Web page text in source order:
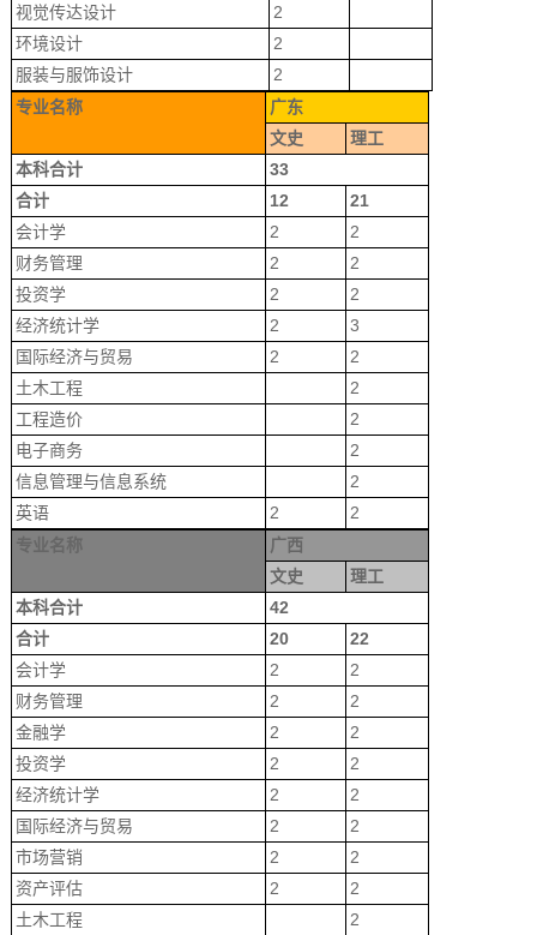
视觉传达设计
2
环境设计
2
服装与服饰设计
2
专业名称
广东
文史
理工
本科合计
33
合计
12
21
会计学
2
2
财务管理
2
2
投资学
2
2
经济统计学
2
3
国际经济与贸易
2
2
土木工程
2
工程造价
2
电子商务
2
信息管理与信息系统
2
英语
2
2
专业名称
广西
文史
理工
本科合计
42
合计
20
22
会计学
2
2
财务管理
2
2
金融学
2
2
投资学
2
2
经济统计学
2
2
国际经济与贸易
2
2
市场营销
2
2
资产评估
2
2
土木工程
2